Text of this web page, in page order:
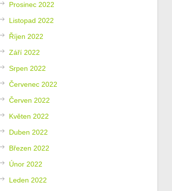
Prosinec 2022
Listopad 2022
Říjen 2022
Září 2022
Srpen 2022
Červenec 2022
Červen 2022
Květen 2022
Duben 2022
Březen 2022
Únor 2022
Leden 2022